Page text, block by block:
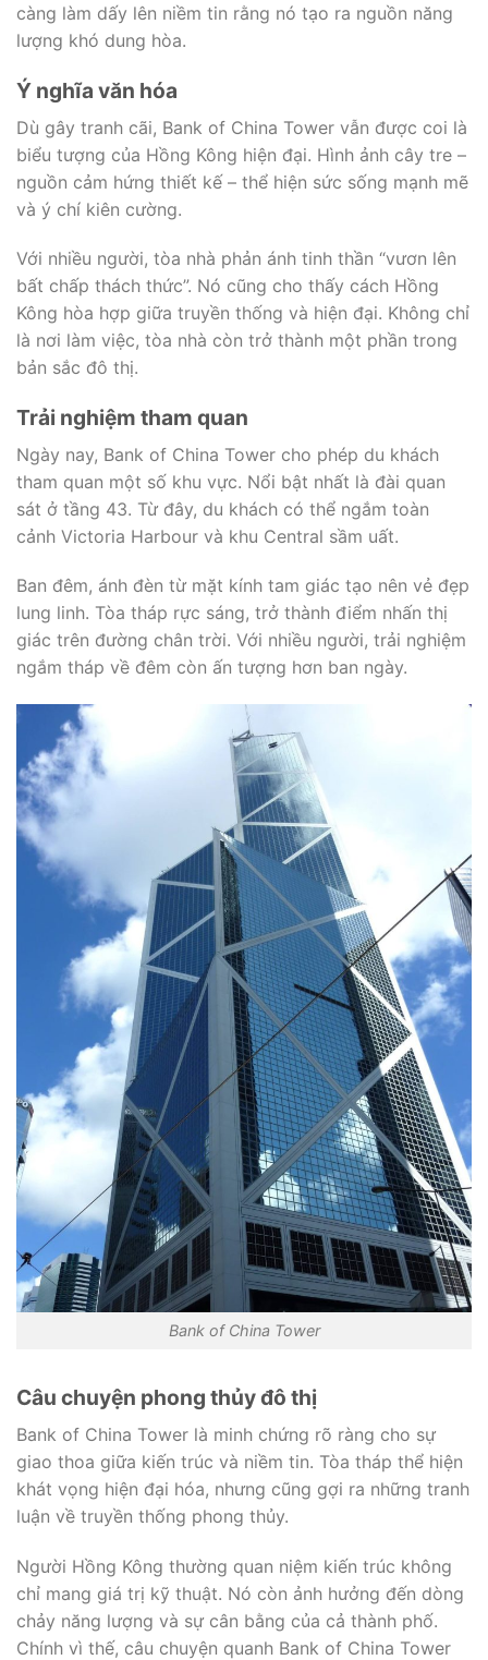
càng làm dấy lên niềm tin rằng nó tạo ra nguồn năng
lượng khó dung hòa.
Ý nghĩa văn hóa
Dù gây tranh cãi, Bank of China Tower vẫn được coi là
biểu tượng của Hồng Kông hiện đại. Hình ảnh cây tre –
nguồn cảm hứng thiết kế – thể hiện sức sống mạnh mẽ
và ý chí kiên cường.
Với nhiều người, tòa nhà phản ánh tinh thần “vươn lên
bất chấp thách thức”. Nó cũng cho thấy cách Hồng
Kông hòa hợp giữa truyền thống và hiện đại. Không chỉ
là nơi làm việc, tòa nhà còn trở thành một phần trong
bản sắc đô thị.
Trải nghiệm tham quan
Ngày nay, Bank of China Tower cho phép du khách
tham quan một số khu vực. Nổi bật nhất là đài quan
sát ở tầng 43. Từ đây, du khách có thể ngắm toàn
cảnh Victoria Harbour và khu Central sầm uất.
Ban đêm, ánh đèn từ mặt kính tam giác tạo nên vẻ đẹp
lung linh. Tòa tháp rực sáng, trở thành điểm nhấn thị
giác trên đường chân trời. Với nhiều người, trải nghiệm
ngắm tháp về đêm còn ấn tượng hơn ban ngày.
Bank of China Tower
Câu chuyện phong thủy đô thị
Bank of China Tower là minh chứng rõ ràng cho sự
giao thoa giữa kiến trúc và niềm tin. Tòa tháp thể hiện
khát vọng hiện đại hóa, nhưng cũng gợi ra những tranh
luận về truyền thống phong thủy.
Người Hồng Kông thường quan niệm kiến trúc không
chỉ mang giá trị kỹ thuật. Nó còn ảnh hưởng đến dòng
chảy năng lượng và sự cân bằng của cả thành phố.
Chính vì thế, câu chuyện quanh Bank of China Tower